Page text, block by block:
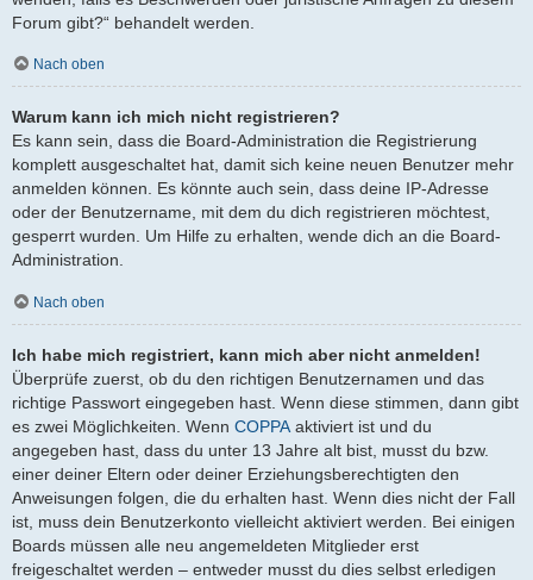
Forum gibt?“ behandelt werden.
Nach oben
Warum kann ich mich nicht registrieren?
Es kann sein, dass die Board-Administration die Registrierung
komplett ausgeschaltet hat, damit sich keine neuen Benutzer mehr
anmelden können. Es könnte auch sein, dass deine IP-Adresse
oder der Benutzername, mit dem du dich registrieren möchtest,
gesperrt wurden. Um Hilfe zu erhalten, wende dich an die Board-
Administration.
Nach oben
Ich habe mich registriert, kann mich aber nicht anmelden!
Überprüfe zuerst, ob du den richtigen Benutzernamen und das
richtige Passwort eingegeben hast. Wenn diese stimmen, dann gibt
es zwei Möglichkeiten. Wenn COPPA aktiviert ist und du
angegeben hast, dass du unter 13 Jahre alt bist, musst du bzw.
einer deiner Eltern oder deiner Erziehungsberechtigten den
Anweisungen folgen, die du erhalten hast. Wenn dies nicht der Fall
ist, muss dein Benutzerkonto vielleicht aktiviert werden. Bei einigen
Boards müssen alle neu angemeldeten Mitglieder erst
freigeschaltet werden – entweder musst du dies selbst erledigen